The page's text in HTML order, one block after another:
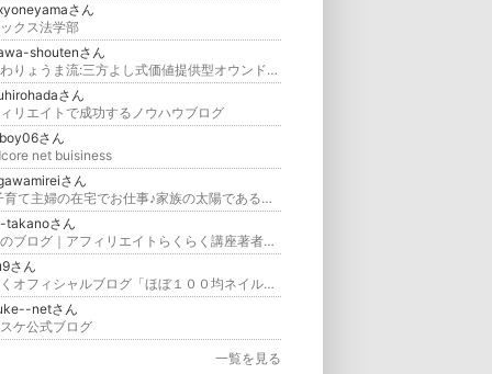
さん
クス法学部
shoutenさん
のざわりょうま流:三方よし式価値提供型オウンドメディア™ (ー雇われないもう1つの人生をー)
さん
リエイトで成功するノウハウブログ
さん
net buisiness
さん
☆ 子育て主婦の在宅でお仕事♪家族の太陽であるために☆
takanoさん
高野のブログ｜アフィリエイトらくらく講座著者、マーケティング、プロモーション会社ロイド社長のブログ
さん
しずくオフィシャルブログ「ほぼ１００均ネイル」Powered by Ameba
netさん
ケ公式ブログ
一覧を見る